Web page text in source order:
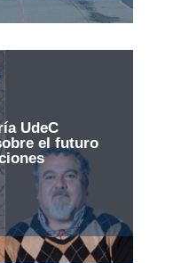
UdeC
el futuro